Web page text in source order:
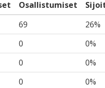
Osallistumiset
69
26%
0
0%
0
0%
0
0%